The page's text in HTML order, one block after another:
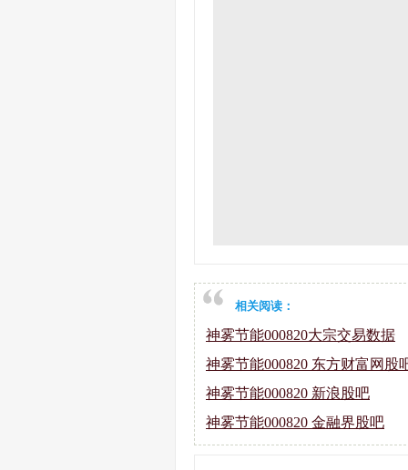
相关阅读：
神雾节能000820大宗交易数据
神雾节能000820 东方财富网股
神雾节能000820 新浪股吧
神雾节能000820 金融界股吧